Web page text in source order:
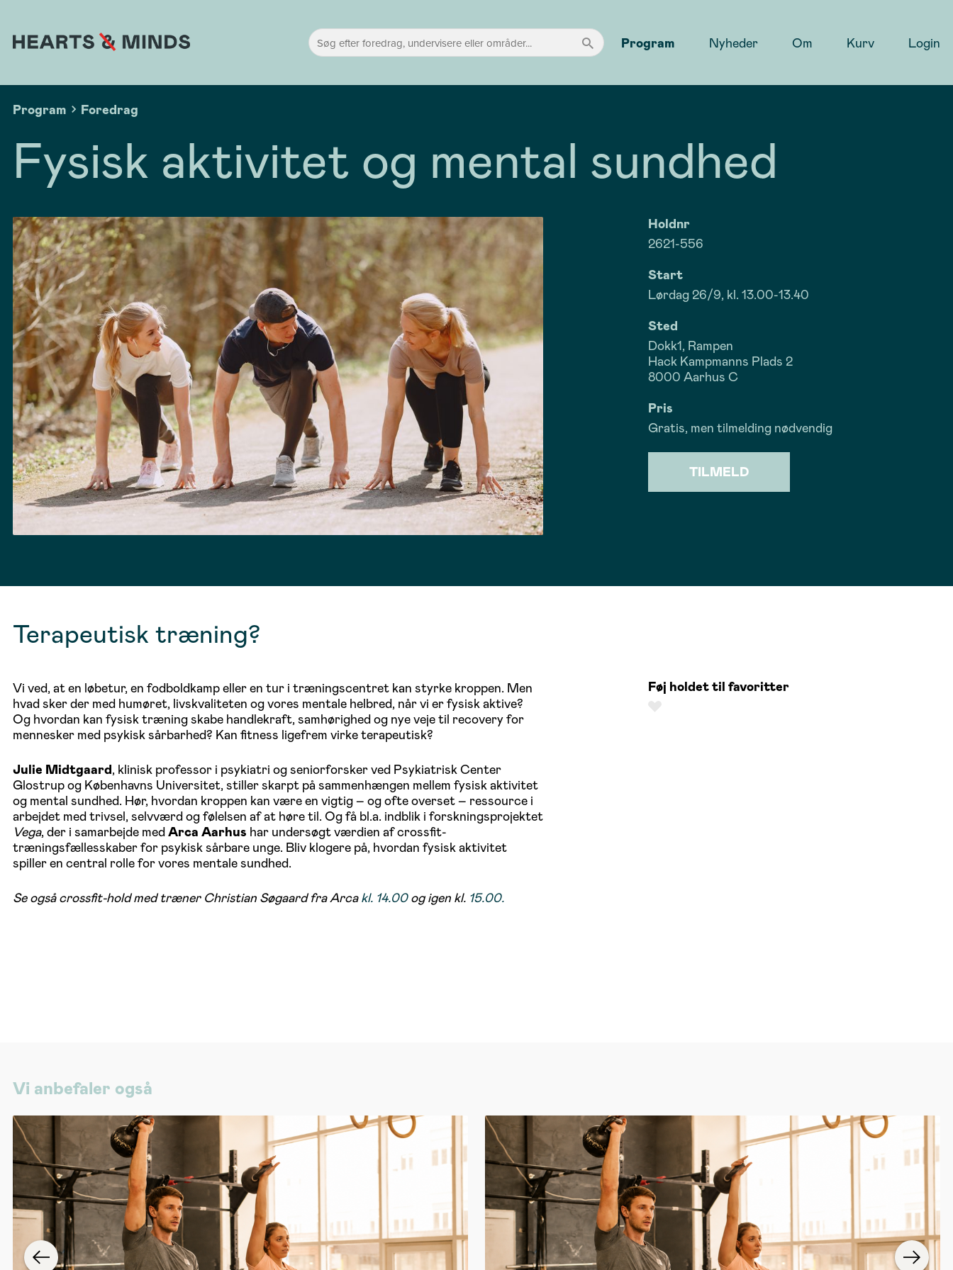
Program Nyheder Om Kurv Login
Program Foredrag
Fysisk aktivitet og mental sundhed
Holdnr
2621-556
Start
Lørdag 26/9, kl. 13.00-13.40
Sted
Dokk1, Rampen
Hack Kampmanns Plads 2
8000 Aarhus C
Pris
Gratis, men tilmelding nødvendig
TILMELD
Terapeutisk træning?
Vi ved, at en løbetur, en fodboldkamp eller en tur i træningscentret kan styrke kroppen. Men
hvad sker der med humøret, livskvaliteten og vores mentale helbred, når vi er fysisk aktive?
Og hvordan kan fysisk træning skabe handlekraft, samhørighed og nye veje til recovery for
mennesker med psykisk sårbarhed? Kan fitness ligefrem virke terapeutisk?
Julie Midtgaard, klinisk professor i psykiatri og seniorforsker ved Psykiatrisk Center
Glostrup og Københavns Universitet, stiller skarpt på sammenhængen mellem fysisk aktivitet
og mental sundhed. Hør, hvordan kroppen kan være en vigtig – og ofte overset – ressource i
arbejdet med trivsel, selvværd og følelsen af at høre til. Og få bl.a. indblik i forskningsprojektet
Vega, der i samarbejde medArca Aarhus har undersøgt værdien af crossfit-
træningsfællesskaber for psykisk sårbare unge. Bliv klogere på, hvordan fysisk aktivitet
spiller en central rolle for vores mentale sundhed.
Se også crossfit-hold med træner Christian Søgaard fra Arcakl. 14.00og igen kl. 15.00.
Føj holdet til favoritter
Vi anbefaler også